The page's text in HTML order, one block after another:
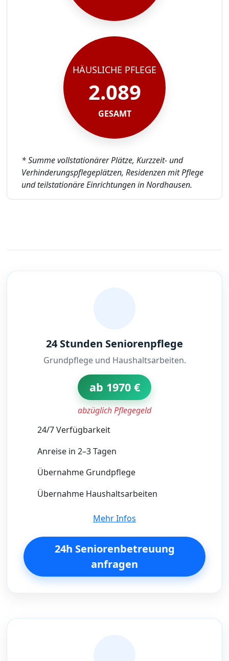
HÄUSLICHE PFLEGE
2.089
GESAMT
* Summe vollstationärer Plätze, Kurzzeit- und
Verhinderungspflegeplätzen, Residenzen mit Pflege
und teilstationäre Einrichtungen in Nordhausen.
24 Stunden Seniorenpflege
Grundpflege und Haushaltsarbeiten.
ab 1970 €
abzüglich Pflegegeld
24/7 Verfügbarkeit
Anreise in 2–3 Tagen
Übernahme Grundpflege
Übernahme Haushaltsarbeiten
Mehr Infos
24h Seniorenbetreuung
anfragen